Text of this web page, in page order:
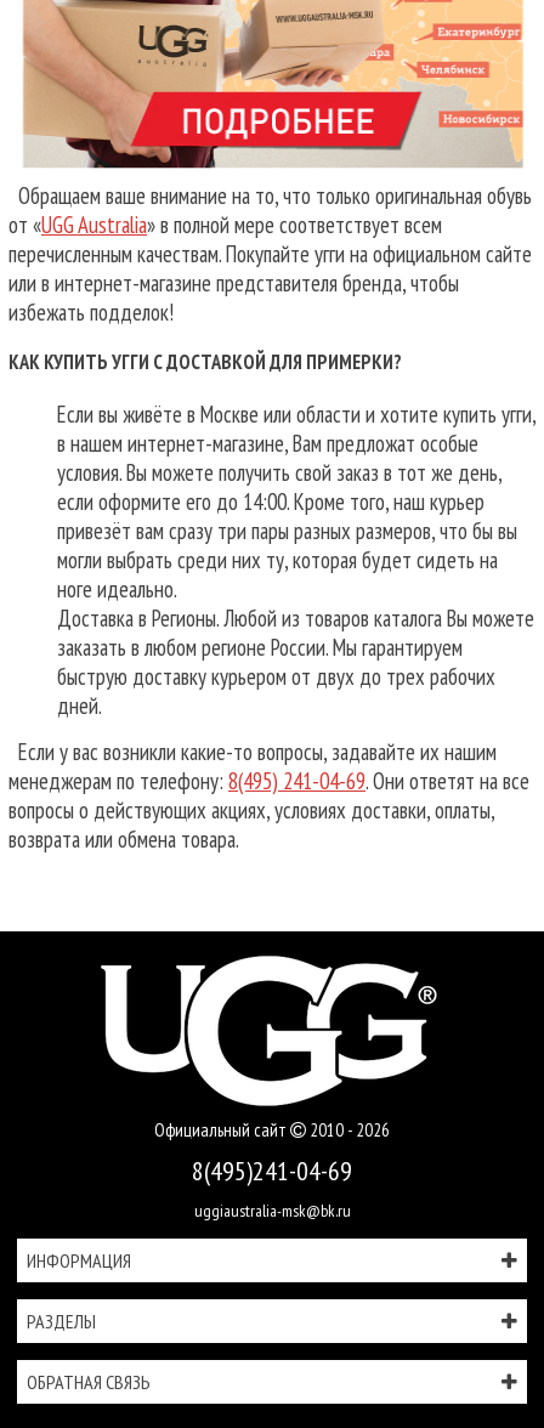
Обращаем ваше внимание на то, что только оригинальная обувь
от «UGG Australia» в полной мере соответствует всем
перечисленным качествам. Покупайте угги на официальном сайте
или в интернет-магазине представителя бренда, чтобы
избежать подделок!
КАК КУПИТЬ УГГИ С ДОСТАВКОЙ ДЛЯ ПРИМЕРКИ?
Если вы живёте в Москве или области и хотите купить угги,
в нашем интернет-магазине, Вам предложат особые
условия. Вы можете получить свой заказ в тот же день,
если оформите его до 14:00. Кроме того, наш курьер
привезёт вам сразу три пары разных размеров, что бы вы
могли выбрать среди них ту, которая будет сидеть на
ноге идеально.
Доставка в Регионы. Любой из товаров каталога Вы можете
заказать в любом регионе России. Мы гарантируем
быструю доставку курьером от двух до трех рабочих
дней.
Если у вас возникли какие-то вопросы, задавайте их нашим
менеджерам по телефону: 8(495) 241-04-69. Они ответят на все
вопросы о действующих акциях, условиях доставки, оплаты,
возврата или обмена товара.
Официальный сайт 2010 - 2026
8(495)241-04-69
uggiaustralia-msk@bk.ru
ИНФОРМАЦИЯ
РАЗДЕЛЫ
ОБРАТНАЯ СВЯЗЬ